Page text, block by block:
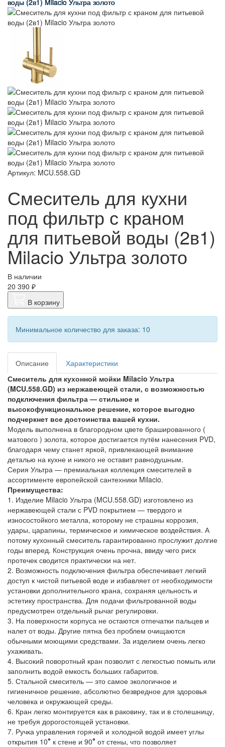
Артикул: MCU.558.GD
Смеситель для кухни
под фильтр с краном
для питьевой воды (2в1)
Milacio Ультра золото
В наличии
20 390 ₽
В корзину
Минимальное количество для заказа: 10
Описание
Характеристики
Смеситель для кухонной мойки Milacio Ультра
(MCU.558.GD) из нержавеющей стали, с возможностью
подключения фильтра — стильное и
высокофункциональное решение, которое выгодно
подчеркнет все достоинства вашей кухни.
Модель выполнена в благородном цвете брашированного (
матового ) золота, которое достигается путём нанесения PVD,
благодаря чему станет яркой, привлекающей внимание
деталью на кухне и никого не оставит равнодушным.
Серия Ультра — премиальная коллекция смесителей в
ассортименте европейской сантехники Milacio.
Преимущества:
1. Изделие Milacio Ультра (MCU.558.GD) изготовлено из
нержавеющей стали с PVD покрытием — твердого и
износостойкого металла, которому не страшны коррозия,
удары, царапины, термическое и химическое воздействия. А
потому кухонный смеситель гарантированно прослужит долгие
годы вперед. Конструкция очень прочна, ввиду чего риск
протечек сводится практически на нет.
2. Возможность подключения фильтра обеспечивает легкий
доступ к чистой питьевой воде и избавляет от необходимости
установки дополнительного крана, сохраняя цельность и
эстетику пространства. Для подачи фильтрованной воды
предусмотрен отдельный рычаг регулировки.
3. На поверхности корпуса не остаются отпечатки пальцев и
налет от воды. Другие пятна без проблем очищаются
обычными моющими средствами. За изделием очень легко
ухаживать.
4. Высокий поворотный кран позволит с легкостью помыть или
заполнить водой емкость больших габаритов.
5. Стальной смеситель — это самое экологичное и
гигиеничное решение, абсолютно безвредное для здоровья
человека и окружающей среды.
6. Кран легко монтируется как в раковину, так и в столешницу,
не требуя дорогостоящей установки.
7. Ручка управления горячей и холодной водой имеет углы
открытия 10° к стене и 90° от стены, что позволяет